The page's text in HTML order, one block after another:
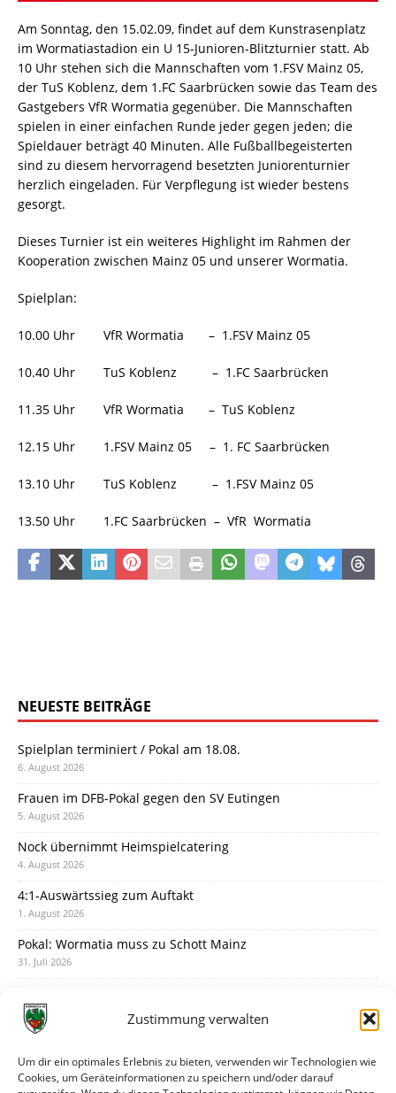
Zustimmung verwalten
Um dir ein optimales Erlebnis zu bieten, verwenden wir Technologien wie
Cookies, um Geräteinformationen zu speichern und/oder darauf
Am Sonntag, den 15.02.09, findet auf dem Kunstrasenplatz
im Wormatiastadion ein U 15-Junioren-Blitzturnier statt. Ab
10 Uhr stehen sich die Mannschaften vom 1.FSV Mainz 05,
der TuS Koblenz, dem 1.FC Saarbrücken sowie das Team des
Gastgebers VfR Wormatia gegenüber. Die Mannschaften
spielen in einer einfachen Runde jeder gegen jeden; die
Spieldauer beträgt 40 Minuten. Alle Fußballbegeisterten
sind zu diesem hervorragend besetzten Juniorenturnier
herzlich eingeladen. Für Verpflegung ist wieder bestens
gesorgt.
Dieses Turnier ist ein weiteres Highlight im Rahmen der
Kooperation zwischen Mainz 05 und unserer Wormatia.
Spielplan:
10.00 Uhr VfR Wormatia – 1.FSV Mainz 05
10.40 Uhr TuS Koblenz – 1.FC Saarbrücken
11.35 Uhr VfR Wormatia – TuS Koblenz
12.15 Uhr 1.FSV Mainz 05 – 1. FC Saarbrücken
13.10 Uhr TuS Koblenz – 1.FSV Mainz 05
13.50 Uhr 1.FC Saarbrücken – VfR Wormatia
NEUESTE BEITRÄGE
Spielplan terminiert / Pokal am 18.08.
6. August 2026
Frauen im DFB-Pokal gegen den SV Eutingen
5. August 2026
Nock übernimmt Heimspielcatering
4. August 2026
4:1-Auswärtssieg zum Auftakt
1. August 2026
Pokal: Wormatia muss zu Schott Mainz
31. Juli 2026
30. Juli 2026
28. Juli 2026